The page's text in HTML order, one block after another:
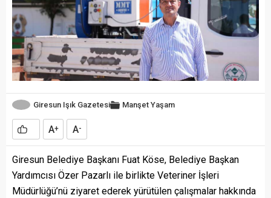
Giresun Işık Gazetesi Manşet Yaşam
A+ A-
Giresun Belediye Başkanı Fuat Köse, Belediye Başkan
Yardımcısı Özer Pazarlı ile birlikte Veteriner İşleri
Müdürlüğü’nü ziyaret ederek yürütülen çalışmalar hakkında